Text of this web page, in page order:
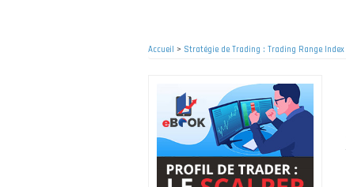
Accueil > Stratégie de Trading : Trading Range